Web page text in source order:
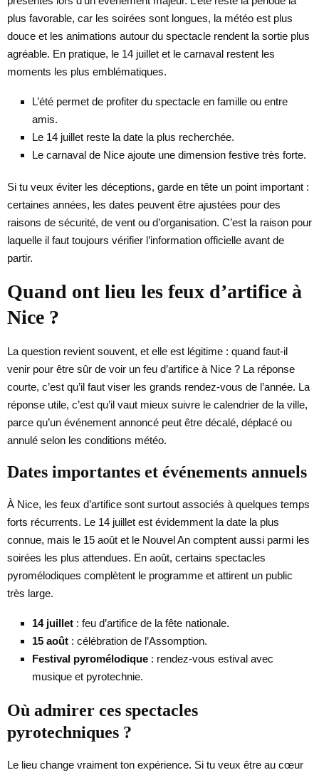
plus favorable, car les soirées sont longues, la météo est plus
douce et les animations autour du spectacle rendent la sortie plus
agréable. En pratique, le 14 juillet et le carnaval restent les
moments les plus emblématiques.
L’été permet de profiter du spectacle en famille ou entre
amis.
Le 14 juillet reste la date la plus recherchée.
Le carnaval de Nice ajoute une dimension festive très forte.
Si tu veux éviter les déceptions, garde en tête un point important :
certaines années, les dates peuvent être ajustées pour des
raisons de sécurité, de vent ou d’organisation. C’est la raison pour
laquelle il faut toujours vérifier l’information officielle avant de
partir.
Quand ont lieu les feux d’artifice à
Nice ?
La question revient souvent, et elle est légitime : quand faut-il
venir pour être sûr de voir un feu d’artifice à Nice ? La réponse
courte, c’est qu’il faut viser les grands rendez-vous de l’année. La
réponse utile, c’est qu’il vaut mieux suivre le calendrier de la ville,
parce qu’un événement annoncé peut être décalé, déplacé ou
annulé selon les conditions météo.
Dates importantes et événements annuels
À Nice, les feux d’artifice sont surtout associés à quelques temps
forts récurrents. Le 14 juillet est évidemment la date la plus
connue, mais le 15 août et le Nouvel An comptent aussi parmi les
soirées les plus attendues. En août, certains spectacles
pyromélodiques complètent le programme et attirent un public
très large.
14 juillet : feu d’artifice de la fête nationale.
15 août : célébration de l’Assomption.
Festival pyromélodique : rendez-vous estival avec
musique et pyrotechnie.
Où admirer ces spectacles
pyrotechniques ?
Le lieu change vraiment ton expérience. Si tu veux être au cœur